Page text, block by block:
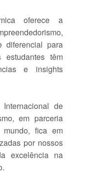
oferece a
diferencial para
têm
e insights
de
em parceria
fica em
por nossos
excelência na